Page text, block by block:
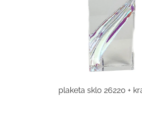
plaketa sklo 26220 +